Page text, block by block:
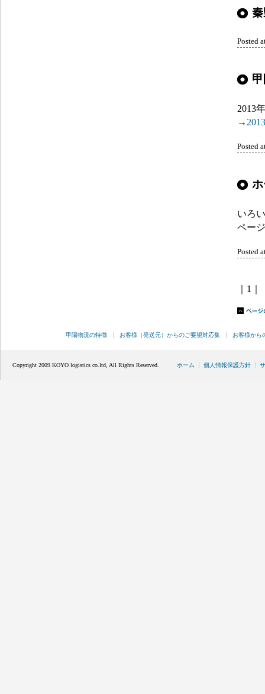
Posted
2013
→
Posted
いろ
ペー
Posted
1
甲陽物流の特徴 お客様（発送元）からのご要望対応集 お客様から
Copyright 2009 KOYO logistics co.ltd, All Rights Reserved. ホーム 個人情報保護方針